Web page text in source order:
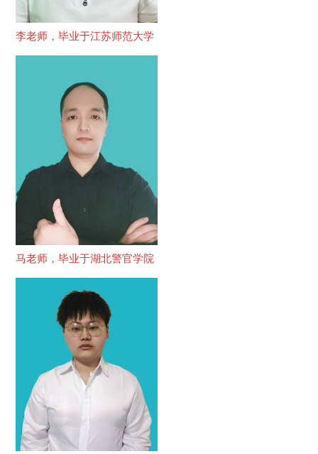
李老师，毕业于江苏师范大学
马老师，毕业于湖北警官学院